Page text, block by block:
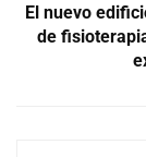
El nuevo
de